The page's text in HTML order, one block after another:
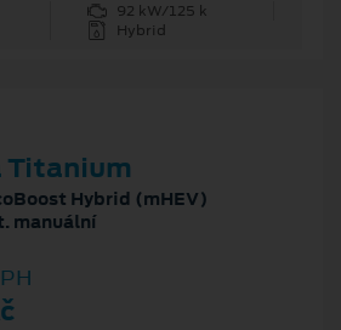
92 kW/125 k
Hybrid
Titanium
Hybrid (mHEV)
manuální